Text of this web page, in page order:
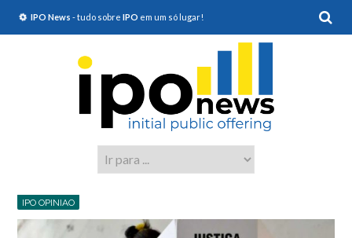
IPO News - tudo sobre IPO em um só lugar!
IPO OPINIAO